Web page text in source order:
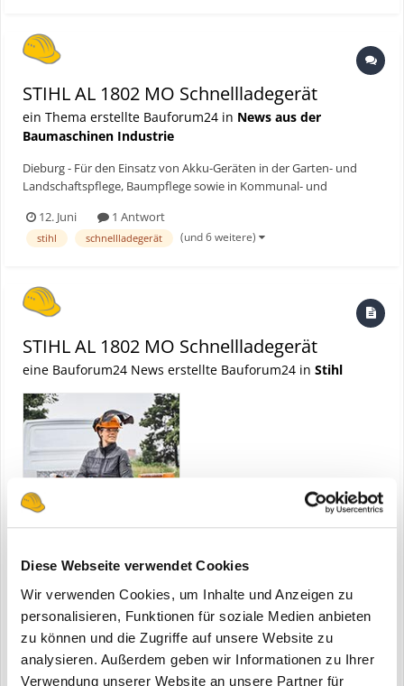
Diese Webseite verwendet Cookies
Wir verwenden Cookies, um Inhalte und Anzeigen zu
personalisieren, Funktionen für soziale Medien anbieten
zu können und die Zugriffe auf unsere Website zu
analysieren. Außerdem geben wir Informationen zu Ihrer
Verwendung unserer Website an unsere Partner für
STIHL AL 1802 MO Schnellladegerät
ein Thema erstellte Bauforum24 in News aus der
Baumaschinen Industrie
Dieburg - Für den Einsatz von Akku-Geräten in der Garten- und
Landschaftspflege, Baumpflege sowie in Kommunal- und
wichtige Rolle. Mit dem Schnellladegerät AL 1802 MO stellt STIHL
ein Modell vor, das sowohl stationär als auch mobil einge...
12. Juni 1 Antwort
stihl schnellladegerät (und 6 weitere)
STIHL AL 1802 MO Schnellladegerät
eine Bauforum24 News erstellte Bauforum24 in Stihl
Dieburg - Für den Einsatz von Akku-Geräten in der Garten- und
Landschaftspflege, Baumpflege sowie in Kommunal- und
Forstbetrieben spielt eine zuverlässige Ladeinfrastruktur eine
wichtige Rolle. Mit dem Schnellladegerät AL 1802 MO stellt STIHL
ein Modell vor, das sowohl stationär als auch mobil einge...
12. Juni 1 Kommentar
stihl schnellladegerät (und 6 weitere)